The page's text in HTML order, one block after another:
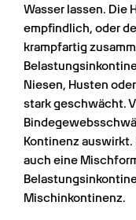
Wasser lassen. Die
empfindlich, oder
krampfartig
Niesen, Husten
stark geschwächt.
Kontinenz
auch eine
Mischinkontinenz.